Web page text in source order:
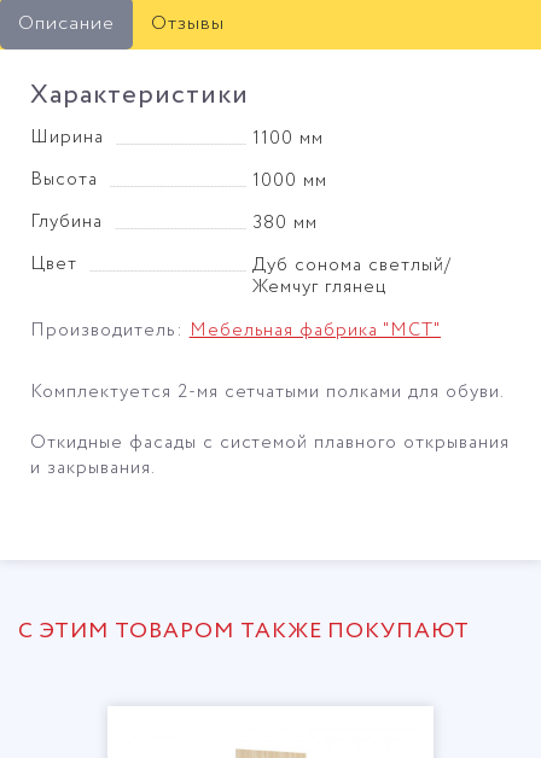
Описание Отзывы
Характеристики
Ширина
1100 мм
Высота
1000 мм
Глубина
380 мм
Цвет
Дуб сонома светлый/
Жемчуг глянец
Производитель:Мебельная фабрика "МСТ"
Комплектуется 2-мя сетчатыми полками для обуви.
Откидные фасады с системой плавного открывания
и закрывания.
С ЭТИМ ТОВАРОМ ТАКЖЕ ПОКУПАЮТ